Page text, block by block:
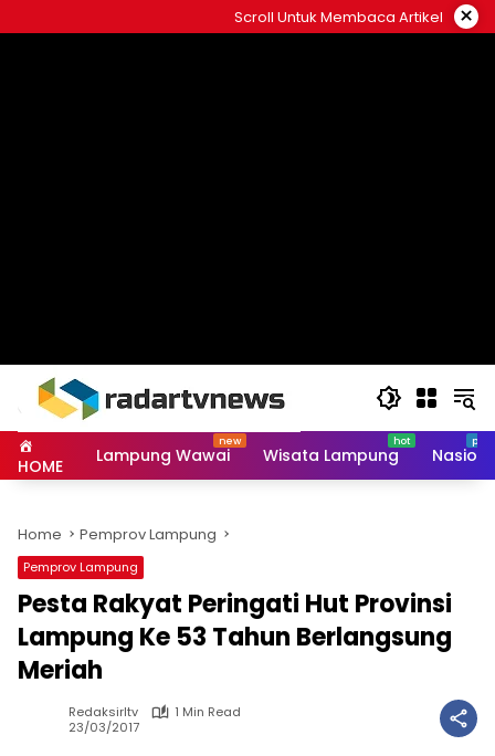
to
Scroll Untuk Membaca Artikel ×
HOME Lampung Wawai Wisata Lampung
Home Pemprov Lampung
Pemprov Lampung
Pesta Rakyat Peringati Hut Provinsi
Lampung Ke 53 Tahun Berlangsung
Meriah
Redaksirltv
1 Min Read
23/03/2017